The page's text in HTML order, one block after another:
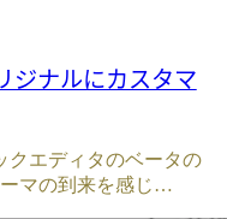
ナルにカスタマ
クエディタのベータの
マの到来を感じ…